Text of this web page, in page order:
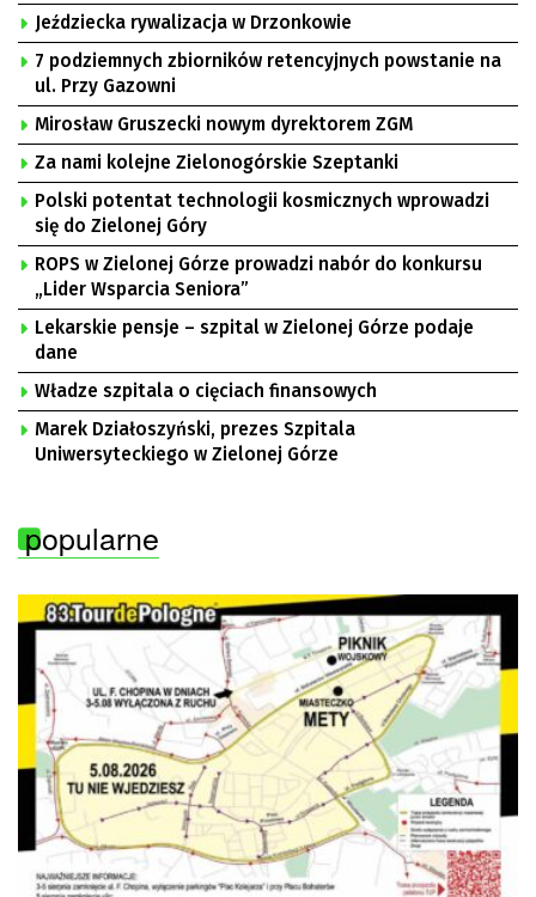
Jeździecka rywalizacja w Drzonkowie
7 podziemnych zbiorników retencyjnych powstanie na
ul. Przy Gazowni
Mirosław Gruszecki nowym dyrektorem ZGM
Za nami kolejne Zielonogórskie Szeptanki
Polski potentat technologii kosmicznych wprowadzi
się do Zielonej Góry
ROPS w Zielonej Górze prowadzi nabór do konkursu
„Lider Wsparcia Seniora”
Lekarskie pensje – szpital w Zielonej Górze podaje
dane
Władze szpitala o cięciach finansowych
Marek Działoszyński, prezes Szpitala
Uniwersyteckiego w Zielonej Górze
popularne